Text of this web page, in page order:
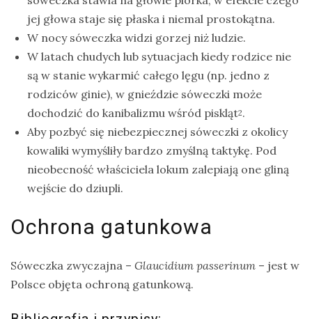
jej głowa staje się płaska i niemal prostokątna.
W nocy sóweczka widzi gorzej niż ludzie.
W latach chudych lub sytuacjach kiedy rodzice nie
są w stanie wykarmić całego lęgu (np. jedno z
rodziców ginie), w gnieździe sóweczki może
dochodzić do kanibalizmu wśród piskląt2.
Aby pozbyć się niebezpiecznej sóweczki z okolicy
kowaliki wymyśliły bardzo zmyślną taktykę. Pod
nieobecność właściciela lokum zalepiają one gliną
wejście do dziupli.
Ochrona gatunkowa
Sóweczka zwyczajna – Glaucidium passerinum – jest w
Polsce objęta ochroną gatunkową.